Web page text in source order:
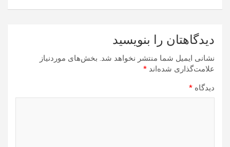
دیدگاهتان را بنویسید
نشانی ایمیل شما منتشر نخواهد شد. بخش‌های موردنیاز
علامت‌گذاری شده‌اند *
دیدگاه *